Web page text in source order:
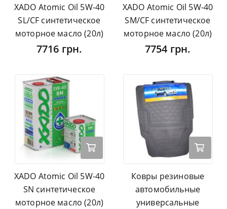
XADO Atomic Oil 5W-40
SL/CF синтетическое
моторное масло (20л)
7716 грн.
XADO Atomic Oil 5W-40
SM/CF синтетическое
моторное масло (20л)
7754 грн.
XADO Atomic Oil 5W-40
SN синтетическое
моторное масло (20л)
Ковры резиновые
автомобильные
универсальные